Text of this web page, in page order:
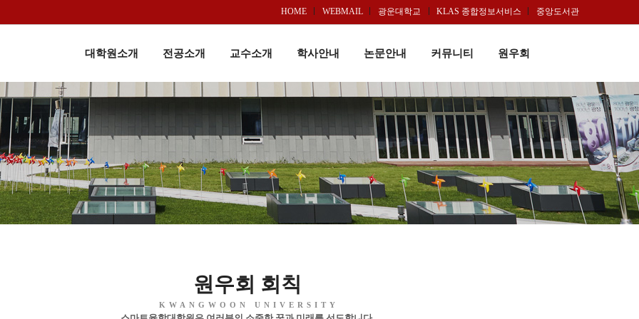
HOME WEBMAIL 광운대학교 KLAS 종합정보서비스 중앙도서관
대학원소개 전공소개 교수소개 학사안내 논문안내 커뮤니티 원우회
원우회 회칙
KWANGWOON UNIVERSITY